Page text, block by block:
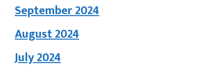
September 2024
August 2024
July 2024